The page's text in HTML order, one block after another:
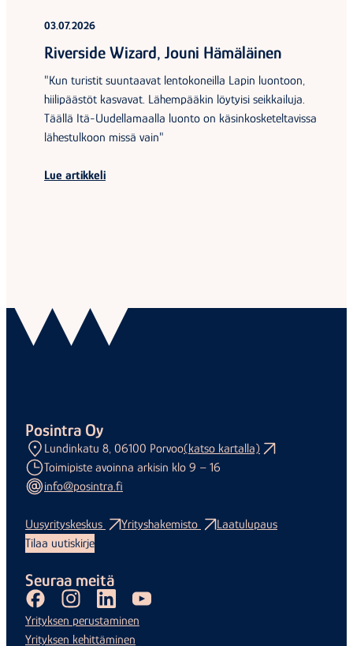
03.07.2026
Riverside Wizard, Jouni Hämäläinen
"Kun turistit suuntaavat lentokoneilla Lapin luontoon,
hiilipäästöt kasvavat. Lähempääkin löytyisi seikkailuja.
Täällä Itä-Uudellamaalla luonto on käsinkosketeltavissa
lähestulkoon missä vain"
Lue artikkeli
Posintra Oy
Lundinkatu 8, 06100 Porvoo(katso kartalla)
Toimipiste avoinna arkisin klo 9 – 16
info@posintra.fi
Uusyrityskeskus Yrityshakemisto
Laatulupaus
Tilaa uutiskirje
Seuraa meitä
FacebookInstagramLinkedInYoutube
Yrityksen perustaminen
Yrityksen kehittäminen